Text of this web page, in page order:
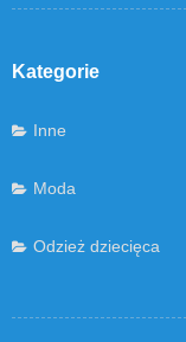
Kategorie
Inne
Moda
Odzież dziecięca